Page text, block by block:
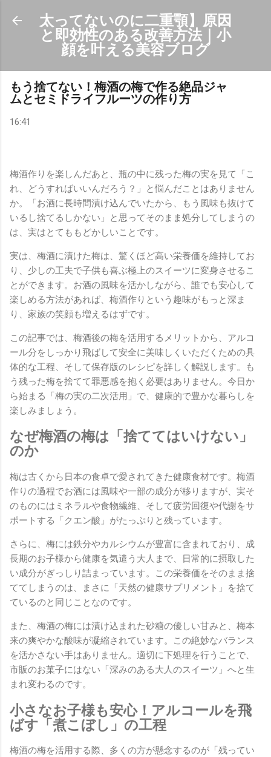
スキップしてメイン コンテンツに移動
太ってないのに二重顎】原因
と即効性のある改善方法｜小
顔を叶える美容ブログ
もう捨てない！梅酒の梅で作る絶品ジャ
ムとセミドライフルーツの作り方
16:41
梅酒作りを楽しんだあと、瓶の中に残った梅の実を見て「こ
れ、どうすればいいんだろう？」と悩んだことはありません
か。「お酒に長時間漬け込んでいたから、もう風味も抜けて
いるし捨てるしかない」と思ってそのまま処分してしまうの
は、実はとてももどかしいことです。
実は、梅酒に漬けた梅は、驚くほど高い栄養価を維持してお
り、少しの工夫で子供も喜ぶ極上のスイーツに変身させるこ
とができます。お酒の風味を活かしながら、誰でも安心して
楽しめる方法があれば、梅酒作りという趣味がもっと深ま
り、家族の笑顔も増えるはずです。
この記事では、梅酒後の梅を活用するメリットから、アルコ
ール分をしっかり飛ばして安全に美味しくいただくための具
体的な工程、そして保存版のレシピを詳しく解説します。も
う残った梅を捨てて罪悪感を抱く必要はありません。今日か
ら始まる「梅の実の二次活用」で、健康的で豊かな暮らしを
楽しみましょう。
なぜ梅酒の梅は「捨ててはいけない」
のか
梅は古くから日本の食卓で愛されてきた健康食材です。梅酒
作りの過程でお酒には風味や一部の成分が移りますが、実そ
のものにはミネラルや食物繊維、そして疲労回復や代謝をサ
ポートする「クエン酸」がたっぷりと残っています。
さらに、梅には鉄分やカルシウムが豊富に含まれており、成
長期のお子様から健康を気遣う大人まで、日常的に摂取した
い成分がぎっしり詰まっています。この栄養価をそのまま捨
ててしまうのは、まさに「天然の健康サプリメント」を捨て
ているのと同じことなのです。
また、梅酒の梅には漬け込まれた砂糖の優しい甘みと、梅本
来の爽やかな酸味が凝縮されています。この絶妙なバランス
を活かさない手はありません。適切に下処理を行うことで、
市販のお菓子にはない「深みのある大人のスイーツ」へと生
まれ変わるのです。
小さなお子様も安心！アルコールを飛
ばす「煮こぼし」の工程
梅酒の梅を活用する際、多くの方が懸念するのが「残ってい